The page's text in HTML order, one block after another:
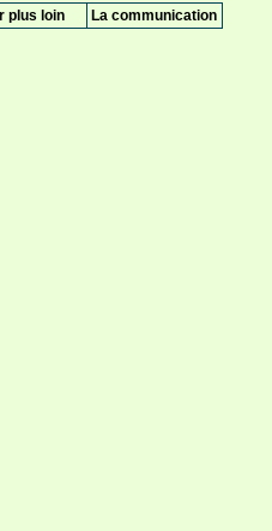
plus loin La communication